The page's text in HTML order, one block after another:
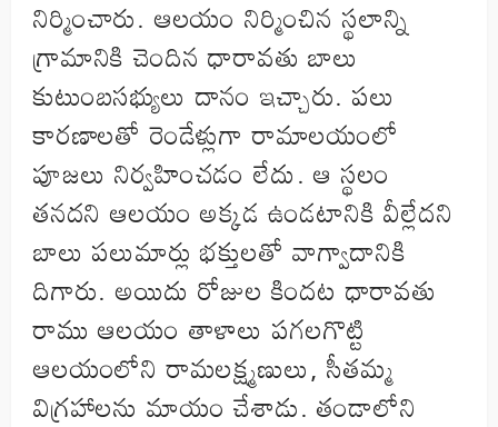
నిర్మించారు. ఆలయం నిర్మించిన స్థలాన్ని
గ్రామానికి చెందిన ధారావతు బాలు
కుటుంబసభ్యులు దానం ఇచ్చారు. పలు
కారణాలతో రెండేళ్లుగా రామాలయంలో
పూజలు నిర్వహించడం లేదు. ఆ స్థలం
తనదని ఆలయం అక్కడ ఉండటానికి వీల్లేదని
బాలు పలుమార్లు భక్తులతో వాగ్వాదానికి
దిగారు. అయిదు రోజుల కిందట ధారావతు
రాము ఆలయం తాళాలు పగలగొట్టి
ఆలయంలోని రామలక్ష్మణులు, సీతమ్మ
విగ్రహాలను మాయం చేశాడు. తండాలోని